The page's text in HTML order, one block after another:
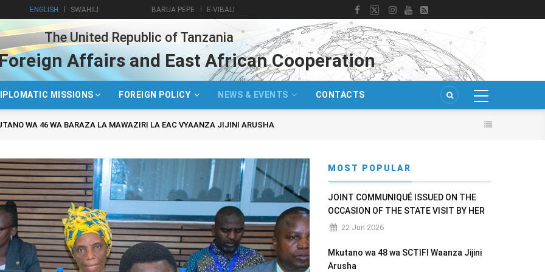
ENGLISH SWAHILI BARUA PEPE E-VIBALI
The United Republic of Tanzania
Affairs and East African Cooperation
MISSIONS FOREIGN POLICY NEWS & EVENTS CONTACTS
WA 46 WA BARAZA LA MAWAZIRI LA EAC VYAANZA JIJINI ARUSHA
MOST POPULAR
JOINT COMMUNIQUÉ ISSUED ON THE
OCCASION OF THE STATE VISIT BY HER
EXCELLENCY DR. NETUMBO NANDI-
REPUBLIC OF NAMIBIA TO THE UNITED
REPUBLIC OF TANZANIA
22 Jun 2026
Mkutano wa 48 wa SCTIFI Waanza Jijini
Arusha